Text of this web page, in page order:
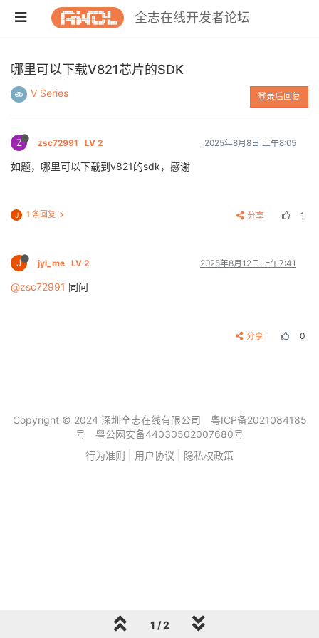
全志在线开发者论坛
哪里可以下载V821芯片的SDK
V Series 登录后回复
Z zsc72991 LV 2 2025年8月8日 上午8:05
如题，哪里可以下载到v821的sdk，感谢
J 1 条回复 分享 1
J jyl_me LV 2 2025年8月12日 上午7:41
@zsc72991 同问
分享 0
1 / 2
Copyright © 2024 深圳全志在线有限公司
粤ICP备2021084185
号
粤公网安备44030502007680号
行为准则
用户协议 隐私权政策